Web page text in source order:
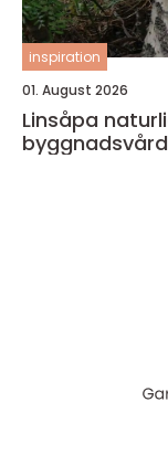
inspiration
01. August 2026
Linsåpa naturlig städkraft för hem och
byggnadsvård